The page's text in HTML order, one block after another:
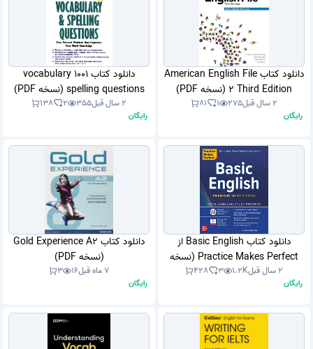
دانلود کتاب American English File
2 Third Edition (نسخه PDF)
2 سال قبل 275
1
81
رایگان
دانلود کتاب 1001 vocabulary
spelling questions (نسخه PDF)
2 سال قبل 355
2
138
رایگان
دانلود کتاب Basic English از
Practice Makes Perfect (نسخه
PDF)
2 سال قبل 1.2K
3
428
رایگان
دانلود کتاب Gold Experience A2
(نسخه PDF)
7 ماه قبل 16
3
رایگان